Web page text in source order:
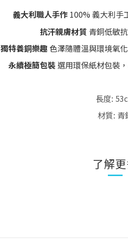
義大利職人手作 100% 義大利手
抗汗親膚材質 青銅低敏
獨特養銅樂趣色澤隨體溫與環境氧
永續極簡包裝 選用環保紙材包裝
長度:
材質: 青
了解